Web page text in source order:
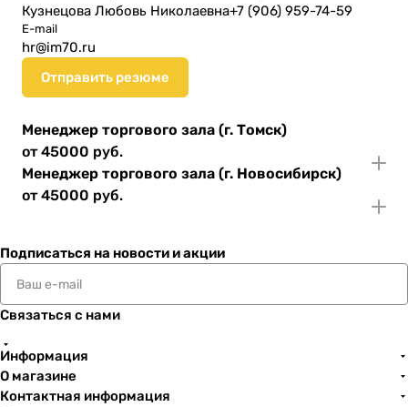
Кузнецова Любовь Николаевна+7 (906) 959-74-59
E-mail
hr@im70.ru
Отправить резюме
Менеджер торгового зала (г. Томск)
от 45000 руб.
Менеджер торгового зала (г. Новосибирск)
от 45000 руб.
Подписаться на новости и акции
Связаться с нами
Информация
О магазине
Контактная информация